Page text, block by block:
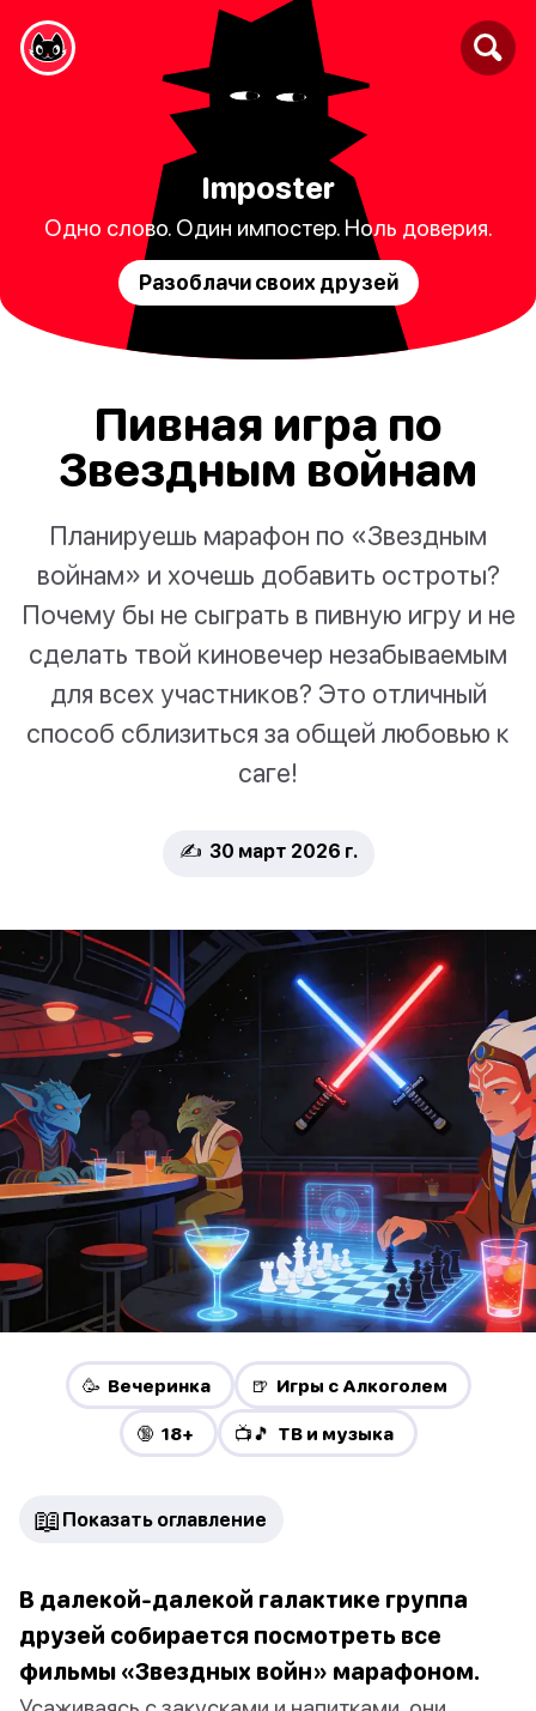
Imposter
Одно слово. Один импостер. Ноль доверия.
Разоблачи своих друзей
Пивная игра по
Звездным войнам
Планируешь марафон по «Звездным
войнам» и хочешь добавить остроты?
Почему бы не сыграть в пивную игру и не
сделать твой киновечер незабываемым
для всех участников? Это отличный
способ сблизиться за общей любовью к
саге!
✍️ 30 март 2026 г.
🥳 Вечеринка 🍺 Игры с Алкоголем
🔞 18+ 📺🎵 ТВ и музыка
📖 Показать оглавление
В далекой-далекой галактике группа
друзей собирается посмотреть все
фильмы «Звездных войн» марафоном.